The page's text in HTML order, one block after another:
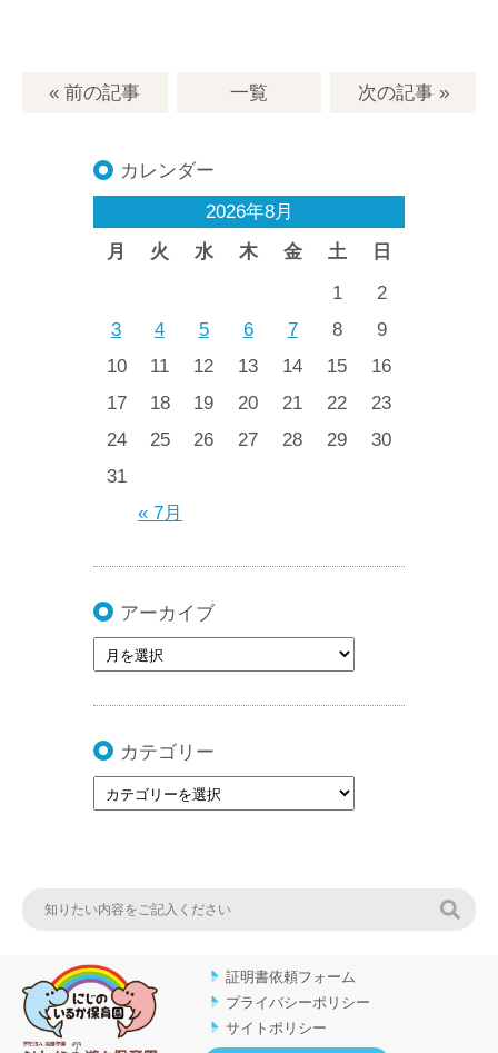
« 前の記事 一覧 次の記事»
カレンダー
2026年8月
月
火 水 木 金 土 日
« 7月
1
2
3
4 5 6 7 8
9
10
11 12 13 14 15
16
17
18 19 20 21 22
23
24
25 26 27 28 29
30
31
アーカイブ
カテゴリー
証明書依頼フォーム
プライバシーポリシー
サイトポリシー